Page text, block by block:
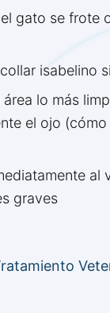
gato se frote
isabelino
área lo más
el ojo
al
graves